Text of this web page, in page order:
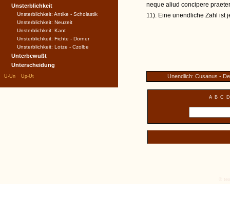
neque aliud concipere
11). Eine unendliche Zahl ist
Unendlich: Cusanus -
A B C D
Unsterblichkeit
Unsterblichkeit: Antike - Scholastik
Unsterblichkeit: Neuzeit
Unsterblichkeit: Kant
Unsterblichkeit: Fichte - Dorner
Unsterblichkeit: Lotze - Czolbe
Unterbewußt
Unterscheidung
U-Un Up-Ut